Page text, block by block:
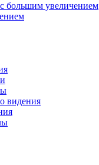
большим увеличением
видения